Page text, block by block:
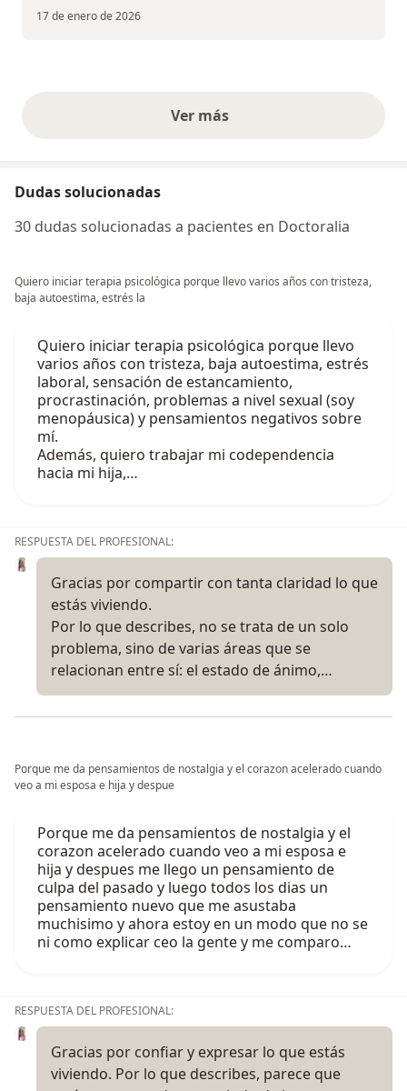
17 de enero de 2026
Ver másopiniones anteriores
Dudas solucionadas
30 dudas solucionadas a pacientes en Doctoralia
Quiero iniciar terapia psicológica porque llevo varios años con tristeza,
baja autoestima, estrés la
Quiero iniciar terapia psicológica porque llevo
varios años con tristeza, baja autoestima, estrés
laboral, sensación de estancamiento,
procrastinación, problemas a nivel sexual (soy
menopáusica) y pensamientos negativos sobre
mí.
Además, quiero trabajar mi codependencia
hacia mi hija,…
RESPUESTA DEL PROFESIONAL:
Gracias por compartir con tanta claridad lo que
estás viviendo.
Por lo que describes, no se trata de un solo
problema, sino de varias áreas que se
relacionan entre sí: el estado de ánimo,…
Porque me da pensamientos de nostalgia y el corazon acelerado cuando
veo a mi esposa e hija y despue
Porque me da pensamientos de nostalgia y el
corazon acelerado cuando veo a mi esposa e
hija y despues me llego un pensamiento de
culpa del pasado y luego todos los dias un
pensamiento nuevo que me asustaba
muchisimo y ahora estoy en un modo que no se
ni como explicar ceo la gente y me comparo…
RESPUESTA DEL PROFESIONAL:
Gracias por confiar y expresar lo que estás
viviendo. Por lo que describes, parece que